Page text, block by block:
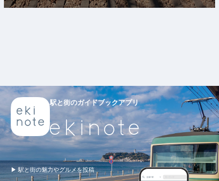
駅と街のガイドブックアプリ
▶ 駅と街の魅力やグルメを投稿